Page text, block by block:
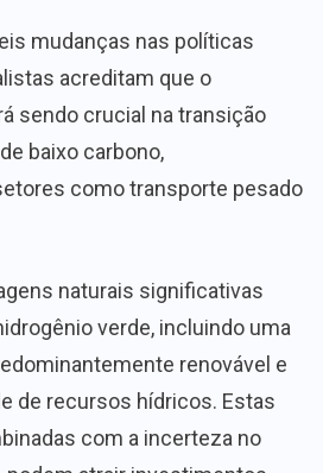
mudanças nas políticas
acreditam que o
sendo crucial na transição
baixo carbono,
como transporte pesado
naturais significativas
verde, incluindo uma
renovável e
de recursos hídricos. Estas
com a incerteza no